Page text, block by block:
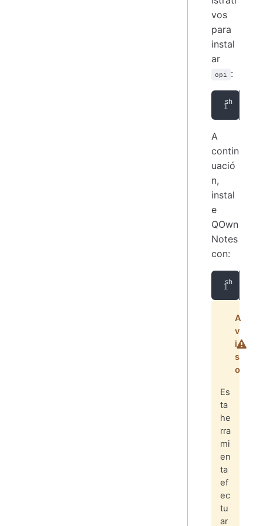
vos
para
instal
ar
opi :
A
contin
uació
n,
instal
e
QOwn
Notes
con:
A
v
i
s
o
Es
ta
he
rra
mi
en
ta
ef
ec
tu
ar